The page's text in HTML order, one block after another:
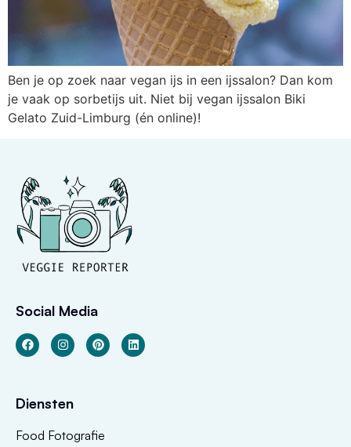
Ben je op zoek naar vegan ijs in een ijssalon? Dan kom
je vaak op sorbetijs uit. Niet bij vegan ijssalon Biki
Gelato Zuid-Limburg (én online)!
Social Media
Diensten
Food Fotografie